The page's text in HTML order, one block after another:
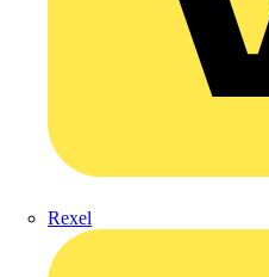
Rexel